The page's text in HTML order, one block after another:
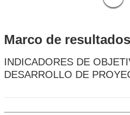
Marco de resultados
INDICADORES DE
DESARROLLO DE